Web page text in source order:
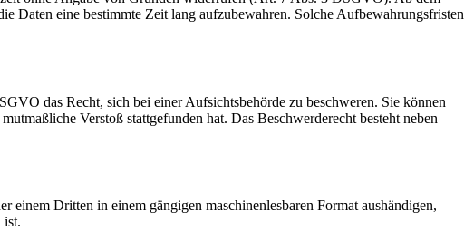
Daten eine bestimmte Zeit lang aufzubewahren. Solche Aufbewahrungsfristen
das Recht, sich bei einer Aufsichtsbehörde zu beschweren. Sie können
Verstoß stattgefunden hat. Das Beschwerderecht besteht neben
Dritten in einem gängigen maschinenlesbaren Format aushändigen,
ist.